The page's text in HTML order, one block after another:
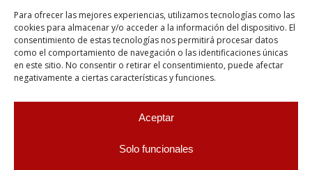
Para ofrecer las mejores experiencias, utilizamos tecnologías como las
cookies para almacenar y/o acceder a la información del dispositivo. El
consentimiento de estas tecnologías nos permitirá procesar datos
como el comportamiento de navegación o las identificaciones únicas
en este sitio. No consentir o retirar el consentimiento, puede afectar
negativamente a ciertas características y funciones.
Aceptar
Solo funcionales